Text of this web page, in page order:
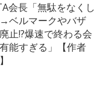
会長「無駄をなくし
ベルマークやバザ
止!?爆速で終わる会
能すぎる」【作者